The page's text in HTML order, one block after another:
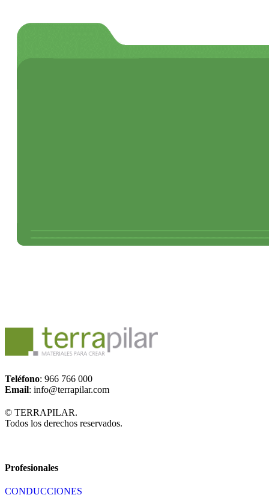
Teléfono: 966 766 000
Email: info@terrapilar.com
© TERRAPILAR.
Todos los derechos reservados.
Profesionales
CONDUCCIONES